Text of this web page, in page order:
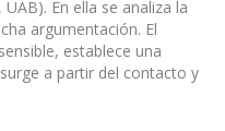
En ella se analiza la
argumentación. El
establece una
a partir del contacto y